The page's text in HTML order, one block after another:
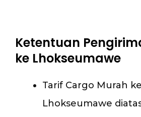
Ketentuan
ke Lhokseumawe
Tarif Cargo Murah ke
Lhokseumawe